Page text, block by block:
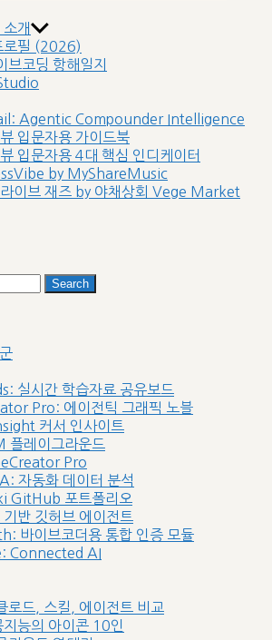
개
로필 (2026)
브코딩 항해일지
Agentic Compounder Intelligence
입문자용 가이드북
입문자용 4대 핵심 인디케이터
by MyShareMusic
이브 재즈 by 야채상회 Vege Market
Search
실시간 학습자료 공유보드
Pro: 에이전틱 그래픽 노블
커서 인사이트
플레이그라운드
Pro
자동화 데이터 분석
GitHub 포트폴리오
기반 깃허브 에이전트
바이브코더용 통합 인증 모듈
Connected AI
로드, 스킬, 에이전트 비교
지능의 아이콘 10인